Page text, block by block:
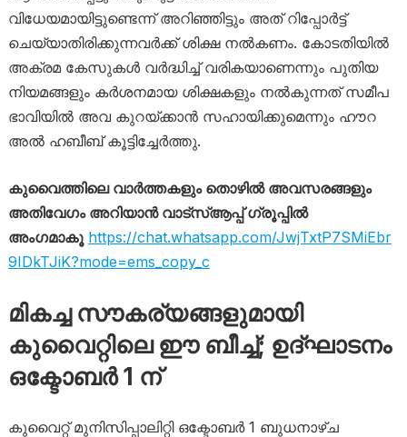
വിധേയമായിട്ടുണ്ടെന്ന് അറിഞ്ഞിട്ടും അത് റിപ്പോർട്ട്
ചെയ്യാതിരിക്കുന്നവർക്ക് ശിക്ഷ നൽകണം. കോടതിയിൽ
അക്രമ കേസുകൾ വർദ്ധിച്ച് വരികയാണെന്നും പുതിയ
നിയമങ്ങളും കർശനമായ ശിക്ഷകളും നൽകുന്നത് സമീപ
ഭാവിയിൽ അവ കുറയ്ക്കാൻ സഹായിക്കുമെന്നും ഹൗറ
അൽ ഹബീബ് കൂട്ടിച്ചേർത്തു.
കുവൈത്തിലെ വാർത്തകളും തൊഴിൽ അവസരങ്ങളും
അതിവേഗം അറിയാൻ വാട്സ്ആപ്പ് ഗ്രൂപ്പിൽ
അംഗമാകൂ https://chat.whatsapp.com/JwjTxtP7SMiEbr
9IDkTJiK?mode=ems_copy_c
മികച്ച സൗകര്യങ്ങളുമായി
കുവൈറ്റിലെ ഈ ബീച്ച്; ഉദ്ഘാടനം
ഒക്ടോബർ 1 ന്
കുവൈറ്റ് മുനിസിപ്പാലിറ്റി ഒക്ടോബർ 1 ബുധനാഴ്ച